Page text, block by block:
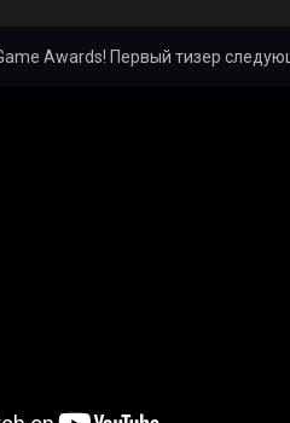
Awards! Первый тизер